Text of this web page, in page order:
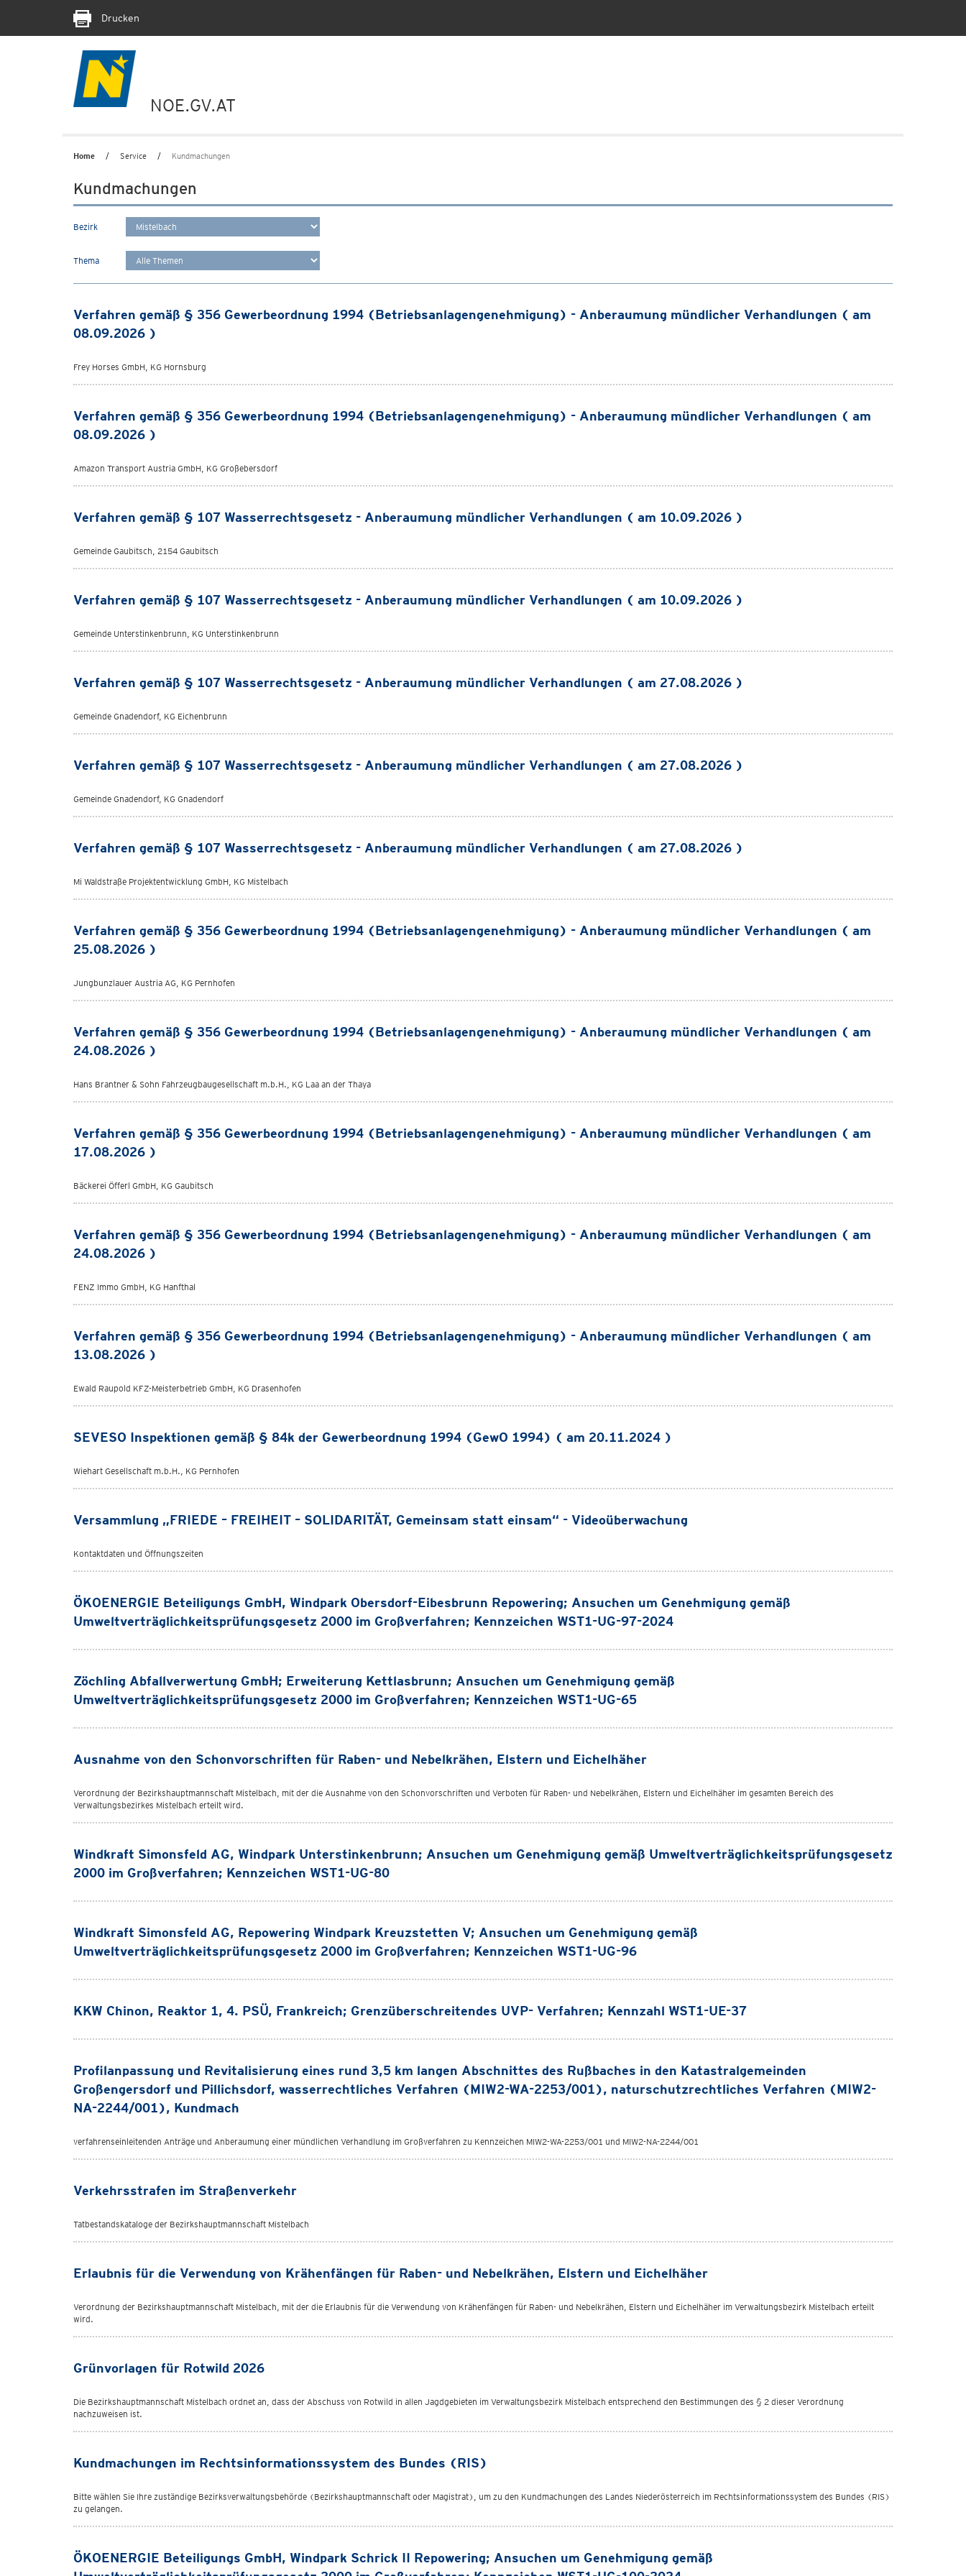
Drucken
NOE.GV.AT
Home Service Kundmachungen
Kundmachungen
Bezirk
Thema
Verfahren gemäß § 356 Gewerbeordnung 1994 (Betriebsanlagengenehmigung) - Anberaumung mündlicher Verhandlungen ( am
08.09.2026 )
Frey Horses GmbH, KG Hornsburg
Verfahren gemäß § 356 Gewerbeordnung 1994 (Betriebsanlagengenehmigung) - Anberaumung mündlicher Verhandlungen ( am
08.09.2026 )
Amazon Transport Austria GmbH, KG Großebersdorf
Verfahren gemäß § 107 Wasserrechtsgesetz - Anberaumung mündlicher Verhandlungen ( am 10.09.2026 )
Gemeinde Gaubitsch, 2154 Gaubitsch
Verfahren gemäß § 107 Wasserrechtsgesetz - Anberaumung mündlicher Verhandlungen ( am 10.09.2026 )
Gemeinde Unterstinkenbrunn, KG Unterstinkenbrunn
Verfahren gemäß § 107 Wasserrechtsgesetz - Anberaumung mündlicher Verhandlungen ( am 27.08.2026 )
Gemeinde Gnadendorf, KG Eichenbrunn
Verfahren gemäß § 107 Wasserrechtsgesetz - Anberaumung mündlicher Verhandlungen ( am 27.08.2026 )
Gemeinde Gnadendorf, KG Gnadendorf
Verfahren gemäß § 107 Wasserrechtsgesetz - Anberaumung mündlicher Verhandlungen ( am 27.08.2026 )
Mi Waldstraße Projektentwicklung GmbH, KG Mistelbach
Verfahren gemäß § 356 Gewerbeordnung 1994 (Betriebsanlagengenehmigung) - Anberaumung mündlicher Verhandlungen ( am
25.08.2026 )
Jungbunzlauer Austria AG, KG Pernhofen
Verfahren gemäß § 356 Gewerbeordnung 1994 (Betriebsanlagengenehmigung) - Anberaumung mündlicher Verhandlungen ( am
24.08.2026 )
Hans Brantner & Sohn Fahrzeugbaugesellschaft m.b.H., KG Laa an der Thaya
Verfahren gemäß § 356 Gewerbeordnung 1994 (Betriebsanlagengenehmigung) - Anberaumung mündlicher Verhandlungen ( am
17.08.2026 )
Bäckerei Öfferl GmbH, KG Gaubitsch
Verfahren gemäß § 356 Gewerbeordnung 1994 (Betriebsanlagengenehmigung) - Anberaumung mündlicher Verhandlungen ( am
24.08.2026 )
FENZ Immo GmbH, KG Hanfthal
Verfahren gemäß § 356 Gewerbeordnung 1994 (Betriebsanlagengenehmigung) - Anberaumung mündlicher Verhandlungen ( am
13.08.2026 )
Ewald Raupold KFZ-Meisterbetrieb GmbH, KG Drasenhofen
SEVESO Inspektionen gemäß § 84k der Gewerbeordnung 1994 (GewO 1994) ( am 20.11.2024 )
Wiehart Gesellschaft m.b.H., KG Pernhofen
Versammlung „FRIEDE – FREIHEIT – SOLIDARITÄT, Gemeinsam statt einsam“ - Videoüberwachung
Kontaktdaten und Öffnungszeiten
ÖKOENERGIE Beteiligungs GmbH, Windpark Obersdorf-Eibesbrunn Repowering; Ansuchen um Genehmigung gemäß
Umweltverträglichkeitsprüfungsgesetz 2000 im Großverfahren; Kennzeichen WST1-UG-97-2024
Zöchling Abfallverwertung GmbH; Erweiterung Kettlasbrunn; Ansuchen um Genehmigung gemäß
Umweltverträglichkeitsprüfungsgesetz 2000 im Großverfahren; Kennzeichen WST1-UG-65
Ausnahme von den Schonvorschriften für Raben- und Nebelkrähen, Elstern und Eichelhäher
Verordnung der Bezirkshauptmannschaft Mistelbach, mit der die Ausnahme von den Schonvorschriften und Verboten für Raben- und Nebelkrähen, Elstern und Eichelhäher im gesamten Bereich des
Verwaltungsbezirkes Mistelbach erteilt wird.
Windkraft Simonsfeld AG, Windpark Unterstinkenbrunn; Ansuchen um Genehmigung gemäß Umweltverträglichkeitsprüfungsgesetz
2000 im Großverfahren; Kennzeichen WST1-UG-80
Windkraft Simonsfeld AG, Repowering Windpark Kreuzstetten V; Ansuchen um Genehmigung gemäß
Umweltverträglichkeitsprüfungsgesetz 2000 im Großverfahren; Kennzeichen WST1-UG-96
KKW Chinon, Reaktor 1, 4. PSÜ, Frankreich; Grenzüberschreitendes UVP- Verfahren; Kennzahl WST1-UE-37
Profilanpassung und Revitalisierung eines rund 3,5 km langen Abschnittes des Rußbaches in den Katastralgemeinden
Großengersdorf und Pillichsdorf, wasserrechtliches Verfahren (MIW2-WA-2253/001), naturschutzrechtliches Verfahren (MIW2-
NA-2244/001), Kundmach
verfahrenseinleitenden Anträge und Anberaumung einer mündlichen Verhandlung im Großverfahren zu Kennzeichen MIW2-WA-2253/001 und MIW2-NA-2244/001
Verkehrsstrafen im Straßenverkehr
Tatbestandskataloge der Bezirkshauptmannschaft Mistelbach
Erlaubnis für die Verwendung von Krähenfängen für Raben- und Nebelkrähen, Elstern und Eichelhäher
Verordnung der Bezirkshauptmannschaft Mistelbach, mit der die Erlaubnis für die Verwendung von Krähenfängen für Raben- und Nebelkrähen, Elstern und Eichelhäher im Verwaltungsbezirk Mistelbach erteilt
wird.
Grünvorlagen für Rotwild 2026
Die Bezirkshauptmannschaft Mistelbach ordnet an, dass der Abschuss von Rotwild in allen Jagdgebieten im Verwaltungsbezirk Mistelbach entsprechend den Bestimmungen des § 2 dieser Verordnung
nachzuweisen ist.
Kundmachungen im Rechtsinformationssystem des Bundes (RIS)
Bitte wählen Sie Ihre zuständige Bezirksverwaltungsbehörde (Bezirkshauptmannschaft oder Magistrat), um zu den Kundmachungen des Landes Niederösterreich im Rechtsinformationssystem des Bundes (RIS)
zu gelangen.
ÖKOENERGIE Beteiligungs GmbH, Windpark Schrick II Repowering; Ansuchen um Genehmigung gemäß